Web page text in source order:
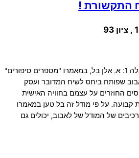
93 כל הכבוד! ממן 12 שאלה 1: א. אלן בל, במאמרו "מספרים סיפורים"
שפותח ביחס לשיח המדובר ועסק
החוזרים על עצמם בחוויה האישית
על פי מודל זה בל טען במאמרו
של המודל של לאבוב, יכולים גם